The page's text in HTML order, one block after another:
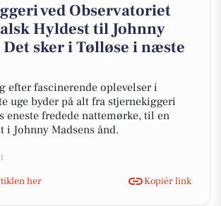
ved Observatoriet
Hyldest til Johnny
Det sker i Tølløse i næste
efter fascinerende oplevelser i
uge byder på alt fra stjernekiggeri
eneste fredede nattemørke, til en
i Johnny Madsens ånd.
her
Kopiér link